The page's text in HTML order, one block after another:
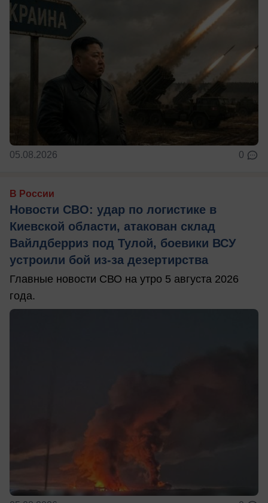
05.08.2026 0
В России
Новости СВО: удар по логистике в
Киевской области, атакован склад
Вайлдберриз под Тулой, боевики ВСУ
устроили бой из-за дезертирства
Главные новости СВО на утро 5 августа 2026
года.